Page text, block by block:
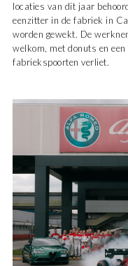
locaties van dit jaar
eenzitter in de fabriek in
worden gewekt. De
welkom, met donuts en
fabriekspoorten verliet.